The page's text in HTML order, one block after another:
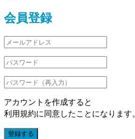
会員登録
アカウントを作成すると
利用規約に同意したことになります。
登録する